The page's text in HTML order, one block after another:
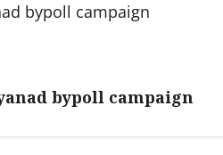
bypoll campaign
bypoll campaign